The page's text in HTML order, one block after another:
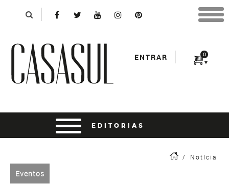
0
ENTRAR
/ Notícia
Eventos
*Para finalizar sua compra informe seu e-mail:
*Senha:
entrar usando o facebook